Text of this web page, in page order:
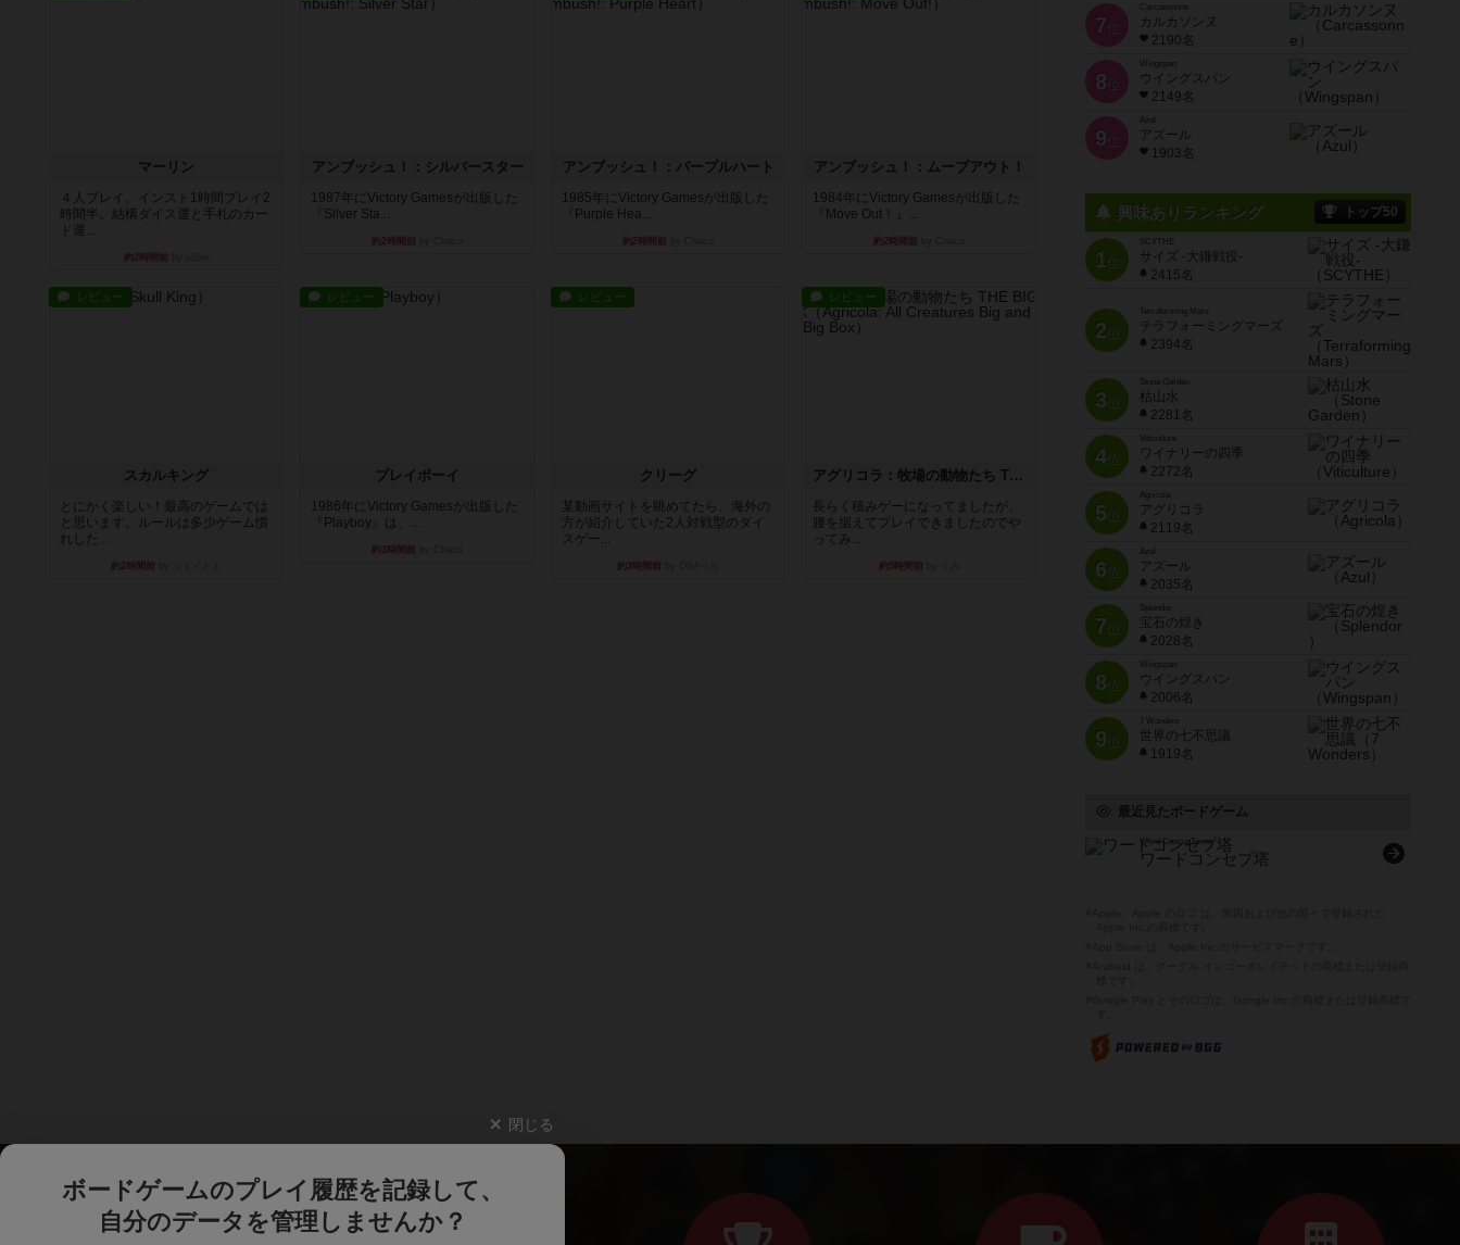
マーリン
４人プレイ。インスト1時間プレイ2
時間半。結構ダイス運と手札のカー
ド運...
約2時間前
アンブッシュ！：シルバースター
1987年にVictory Gamesが出版した
『Silver Sta...
約2時間前
アンブッシュ！：パープルハート
1985年にVictory Gamesが出版した
『Purple Hea...
約2時間前
アンブッシュ！：ムーブアウト！
1984年にVictory Gamesが出版した
『Move Out！』...
約2時間前
レビュー
スカルキング
とにかく楽しい！最高のゲームでは
と思います。ルールは多少ゲーム慣
れした...
約2時間前
レビュー
プレイボーイ
1986年にVictory Gamesが出版した
『Playboy』は、...
約3時間前
レビュー
クリーグ
某動画サイトを眺めてたら、海外の
方が紹介していた2人対戦型のダイ
スゲー...
約3時間前
レビュー
アグリコラ：牧場の動物たち THE BIG BOX
長らく積みゲーになってましたが、
腰を据えてプレイできましたのでや
ってみ...
約5時間前
7 位
Carcassonne
カルカソンヌ
2190名
8 位
Wingspan
ウイングスパン
2149名
9 位
Azul
アズール
1903名
興味ありランキング トップ50
1位
SCYTHE
サイズ -大鎌戦役-
2415名
2位
Terraforming Mars
テラフォーミングマーズ
2394名
3位
Stone Garden
枯山水
2281名
4位
Viticulture
ワイナリーの四季
2272名
5位
Agricola
アグリコラ
2119名
6位
Azul
アズール
2035名
7位
宝石の煌き
2028名
8位
Wingspan
ウイングスパン
2006名
9位
7 Wonders
世界の七不思議
1919名
最近見たボードゲーム
Word ConcepTower
ワードコンセプ塔
閉じる
ボードゲームのプレイ履歴を記録して、
自分のデータを管理しませんか？